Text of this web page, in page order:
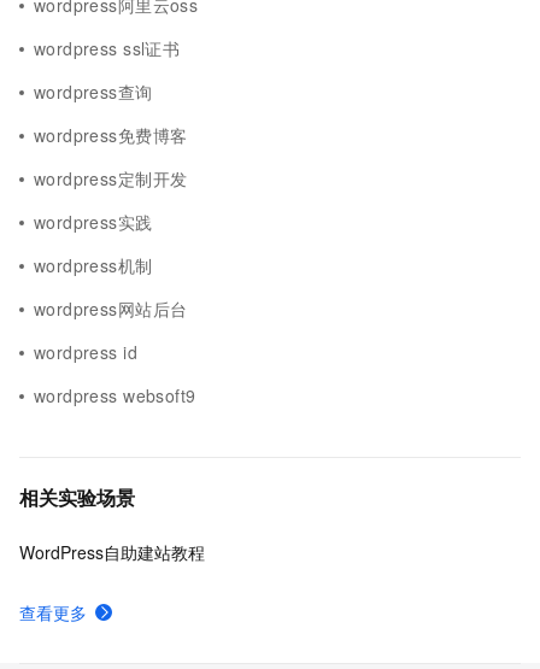
wordpress阿里云oss
wordpress ssl证书
wordpress查询
wordpress免费博客
wordpress定制开发
wordpress实践
wordpress机制
wordpress网站后台
wordpress id
wordpress websoft9
相关实验场景
WordPress自助建站教程
查看更多